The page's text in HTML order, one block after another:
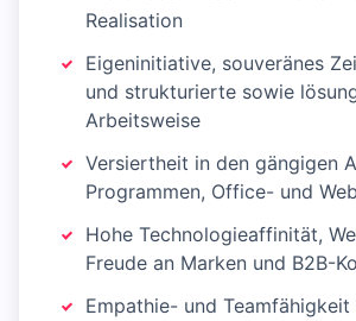
Realisation
Eigeninitiative, souveränes
und strukturierte sowie
Arbeitsweise
Versiertheit in den gängigen
Programmen, Office- und
Hohe Technologieaffinität,
Freude an Marken und B2B-
Empathie- und Teamfähigkeit